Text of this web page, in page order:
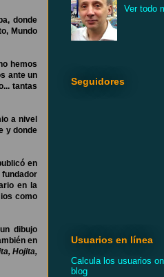
donde
Mundo
hemos
ante un
tantas
a nivel
y donde
en
fundador
en la
como
dibujo
en
Hojita,
Ver todo
Seguidores
Usuarios en línea
Calcula los usuarios
blog